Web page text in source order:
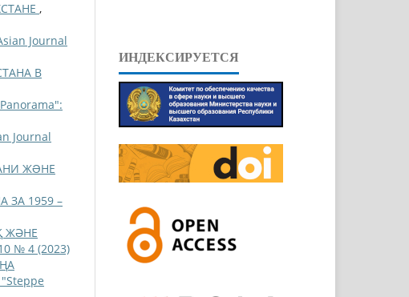
,
Journal
В
Journal
ЖƏНЕ
1959 –
ЖӘНЕ
№ 4 (2023)
ИНДЕКСИРУЕТСЯ